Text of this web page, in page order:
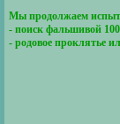
Мы продолжаем
- поиск фальшивой
- родовое проклятье